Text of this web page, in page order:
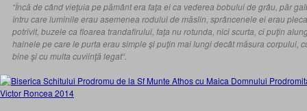
“Încă de când vieţuia pe pământ era faţa ei ca vederea bobului de grâu, păr
întru care luminile erau asemenea rodului de măslin, sprâncenele ei erau
potrivit, buzele ca floarea trandafirului, faţa nu rotunda, nici scurta, ci puţin
hainele pe care le purta erau simple şi puţin mai lungi decât măsura corpului,
bine şi cu multa cuviinţă legat“.